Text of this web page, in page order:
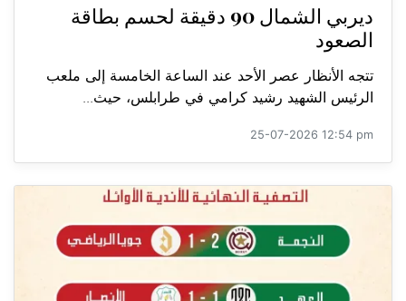
ديربي الشمال 90 دقيقة لحسم بطاقة
الصعود
تتجه الأنظار عصر الأحد عند الساعة الخامسة إلى ملعب
الرئيس الشهيد رشيد كرامي في طرابلس، حيث...
25-07-2026 12:54 pm